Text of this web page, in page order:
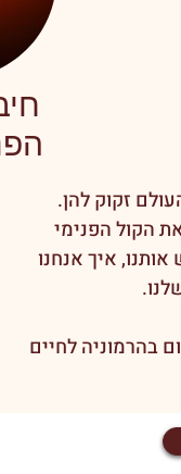
זקוק להן.
הקול הפנימי
איך אנחנו
בהרמוניה לחיים